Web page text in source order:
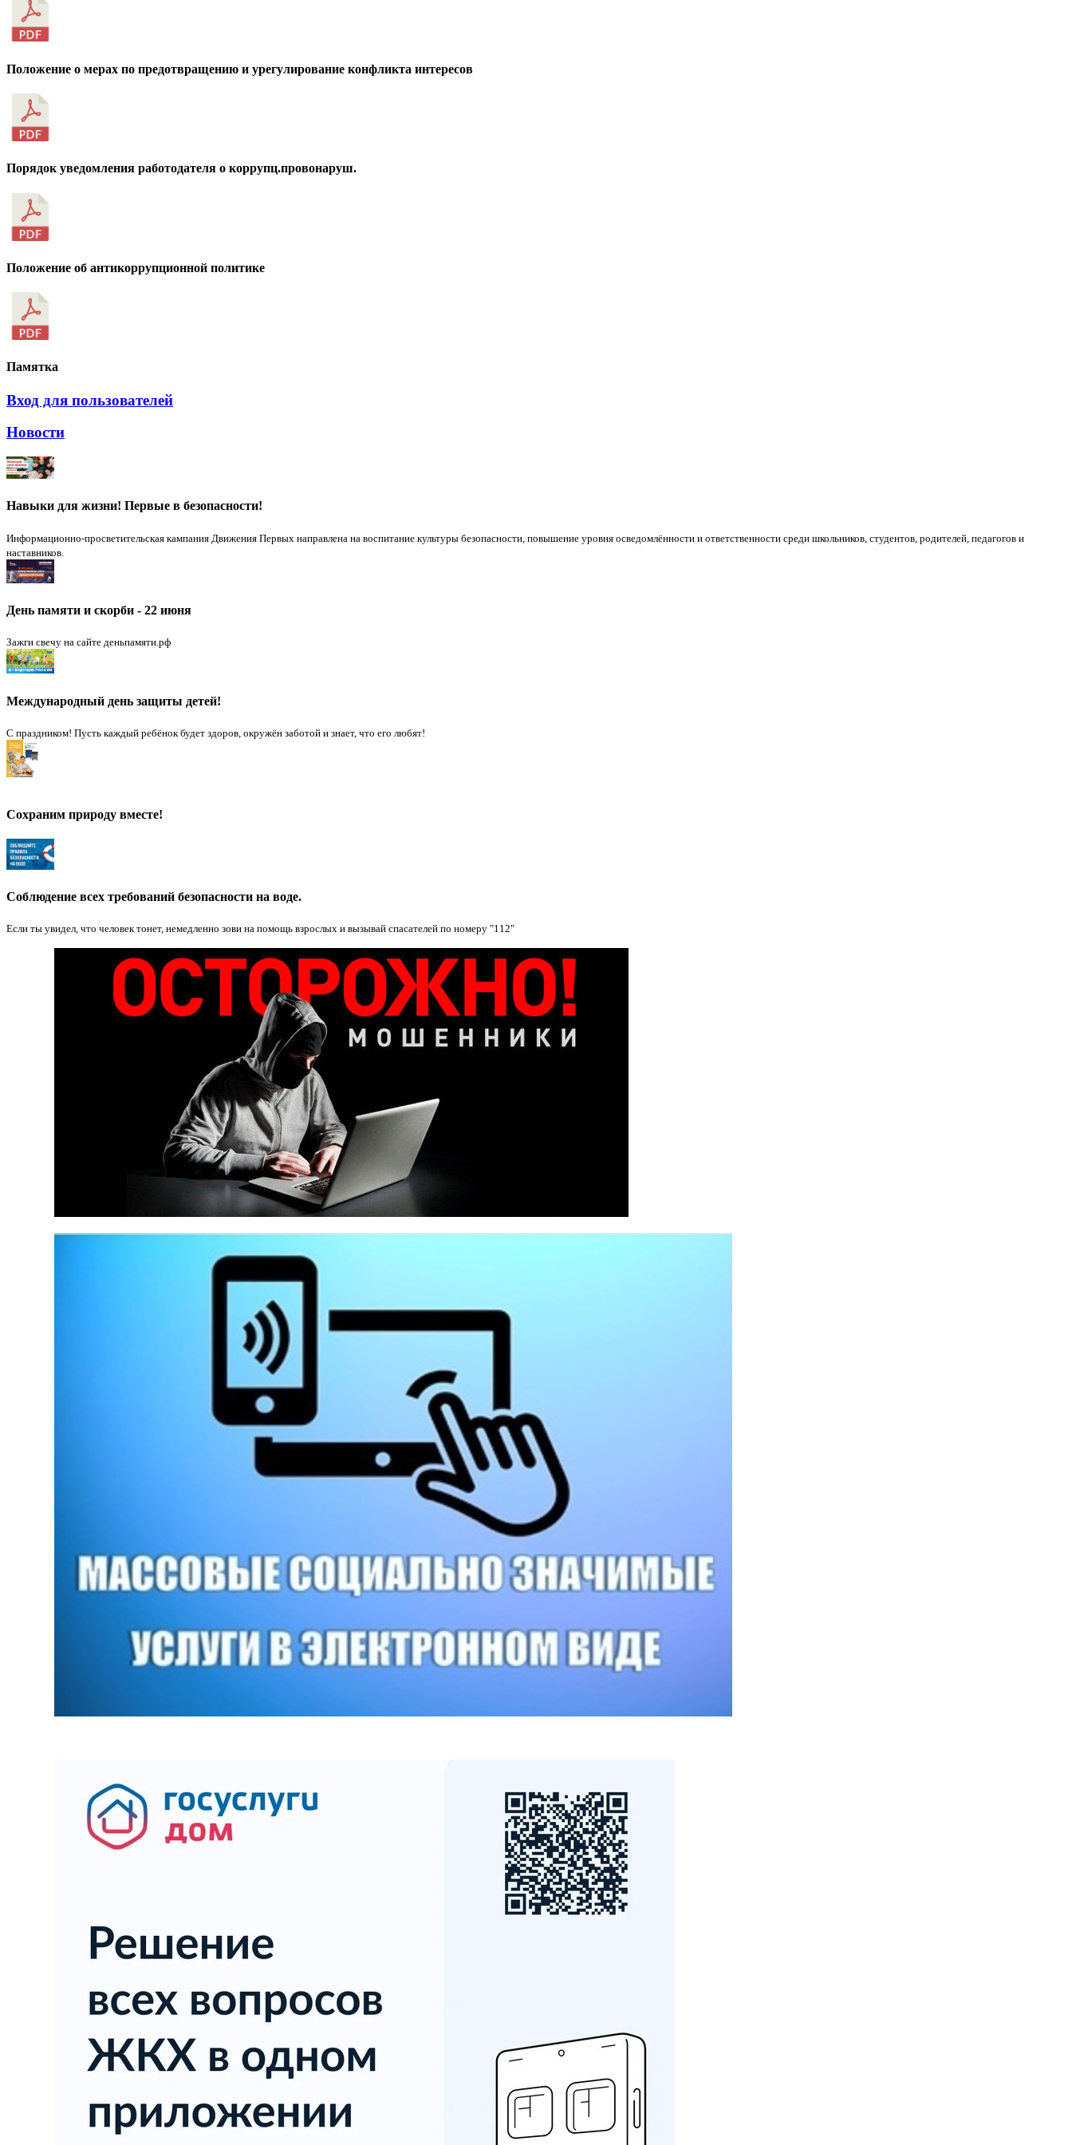
Положение о мерах по предотвращению и урегулирование конфликта интересов
Порядок уведомления работодателя о коррупц.провонаруш.
Положение об антикоррупционной политике
Памятка
Вход для пользователей
Новости
Навыки для жизни! Первые в безопасности!
Информационно-просветительская кампания Движения Первых направлена на воспитание культуры безопасности, повышение уровня осведомлённости и ответственности среди школьников, студентов, родителей, педагогов и
наставников.
День памяти и скорби - 22 июня
Зажги свечу на сайте деньпамяти.рф
Международный день защиты детей!
С праздником! Пусть каждый ребёнок будет здоров, окружён заботой и знает, что его любят!
Сохраним природу вместе!
Соблюдение всех требований безопасности на воде.
Если ты увидел, что человек тонет, немедленно зови на помощь взрослых и вызывай спасателей по номеру "112"